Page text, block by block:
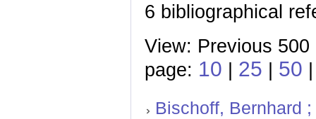
6 bibliographical
View: Previous
page: 10 | 25 | 50
Bischoff, Bernhard